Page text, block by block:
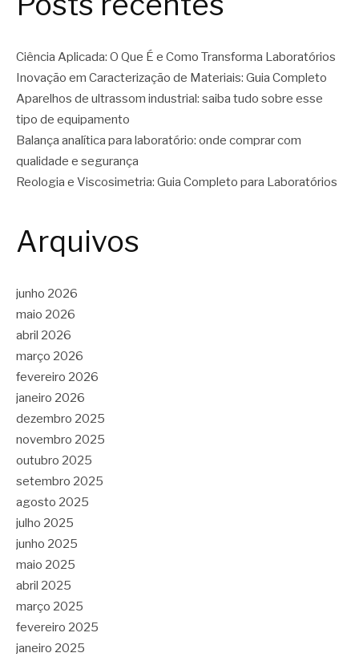
Ciência Aplicada: O Que É e Como Transforma Laboratórios
Inovação em Caracterização de Materiais: Guia Completo
Aparelhos de ultrassom industrial: saiba tudo sobre esse
tipo de equipamento
Balança analítica para laboratório: onde comprar com
qualidade e segurança
Reologia e Viscosimetria: Guia Completo para Laboratórios
Arquivos
junho 2026
maio 2026
abril 2026
março 2026
fevereiro 2026
janeiro 2026
dezembro 2025
novembro 2025
outubro 2025
setembro 2025
agosto 2025
julho 2025
junho 2025
maio 2025
abril 2025
março 2025
fevereiro 2025
janeiro 2025